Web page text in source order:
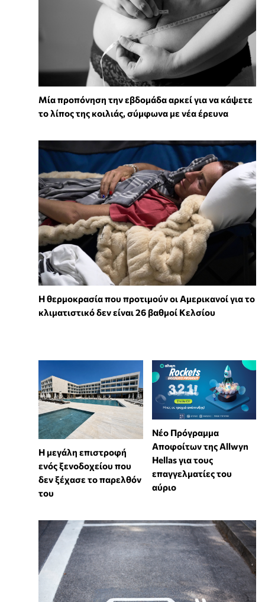
Μία προπόνηση την εβδομάδα αρκεί για να κάψετε
το λίπος της κοιλιάς, σύμφωνα με νέα έρευνα
Η θερμοκρασία που προτιμούν οι Αμερικανοί για το
κλιματιστικό δεν είναι 26 βαθμοί Κελσίου
Η μεγάλη επιστροφή
ενός ξενοδοχείου που
δεν ξέχασε το παρελθόν
του
Νέο Πρόγραμμα
Αποφοίτων της Allwyn
Hellas για τους
επαγγελματίες του
αύριο